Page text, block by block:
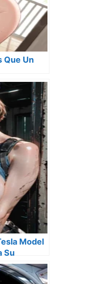
Que Un
Model
Su
En 2020